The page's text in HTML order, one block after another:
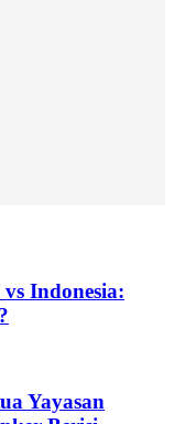
Indonesia:
Yayasan